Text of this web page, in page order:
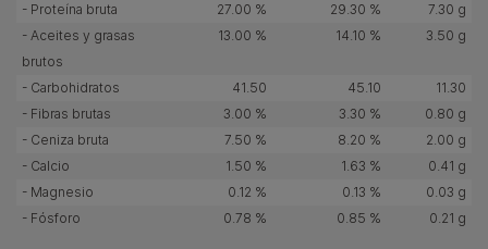
- Proteína bruta
27.00 % 29.30 %
7.30 g
- Aceites y grasas
brutos
13.00 % 14.10 % 3.50 g
- Carbohidratos 41.50 45.10
11.30
- Fibras brutas
3.00 % 3.30 %
0.80 g
- Ceniza bruta
7.50 % 8.20 %
2.00 g
- Calcio
1.50 % 1.63 %
0.41 g
- Magnesio
0.12 % 0.13 %
0.03 g
- Fósforo
0.78 % 0.85 % 0.21 g